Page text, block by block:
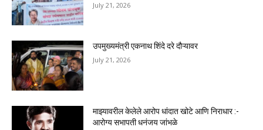
July 21, 2026
उपमुख्यमंत्री एकनाथ शिंदे दरे दौऱ्यावर
July 21, 2026
माझ्यावरील केलेले आरोप धांदात खोटे आणि निराधार :-
आरोग्य सभापती धनंजय जांभळे